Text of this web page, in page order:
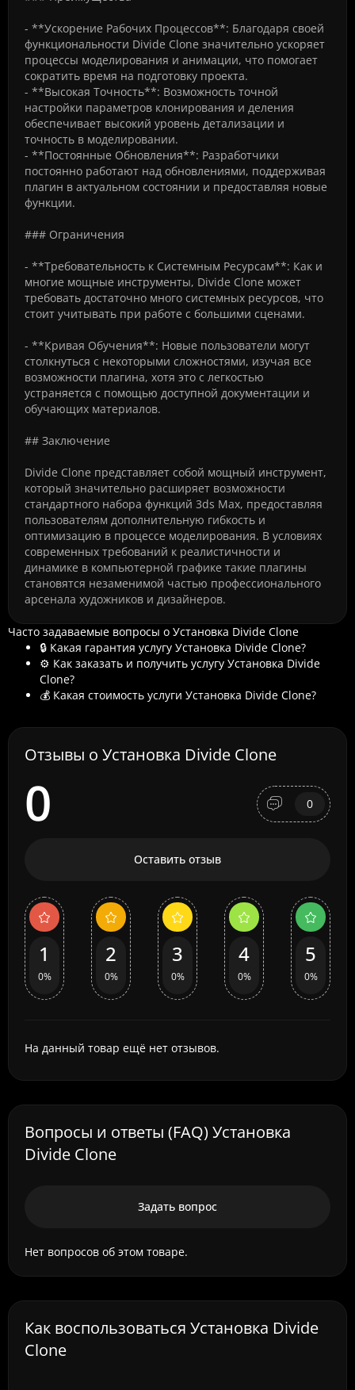
- **Ускорение Рабочих Процессов**: Благодаря своей
функциональности Divide Clone значительно ускоряет
процессы моделирования и анимации, что помогает
сократить время на подготовку проекта.
- **Высокая Точность**: Возможность точной
настройки параметров клонирования и деления
обеспечивает высокий уровень детализации и
точность в моделировании.
- **Постоянные Обновления**: Разработчики
постоянно работают над обновлениями, поддерживая
плагин в актуальном состоянии и предоставляя новые
функции.
### Ограничения
- **Требовательность к Системным Ресурсам**: Как и
многие мощные инструменты, Divide Clone может
требовать достаточно много системных ресурсов, что
стоит учитывать при работе с большими сценами.
- **Кривая Обучения**: Новые пользователи могут
столкнуться с некоторыми сложностями, изучая все
возможности плагина, хотя это с легкостью
устраняется с помощью доступной документации и
обучающих материалов.
## Заключение
Divide Clone представляет собой мощный инструмент,
который значительно расширяет возможности
стандартного набора функций 3ds Max, предоставляя
пользователям дополнительную гибкость и
оптимизацию в процессе моделирования. В условиях
современных требований к реалистичности и
динамике в компьютерной графике такие плагины
становятся незаменимой частью профессионального
арсенала художников и дизайнеров.
Часто задаваемые вопросы о Установка Divide Clone
🔒 Какая гарантия услугу Установка Divide Clone?
⚙️ Как заказать и получить услугу Установка Divide
Clone?
💰 Какая стоимость услуги Установка Divide Clone?
Отзывы о Установка Divide Clone
0 0
Оставить отзыв
1
0%
2
0%
3
0%
4
0%
5
0%
На данный товар ещё нет отзывов.
Вопросы и ответы (FAQ) Установка
Divide Clone
Задать вопрос
Нет вопросов об этом товаре.
Как воспользоваться Установка Divide
Clone